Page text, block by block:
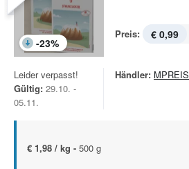
-23%
Preis: € 0,99
Leider verpasst!
Gültig: 29.10. -
05.11.
Händler: MPREIS
€ 1,98 / kg - 500 g